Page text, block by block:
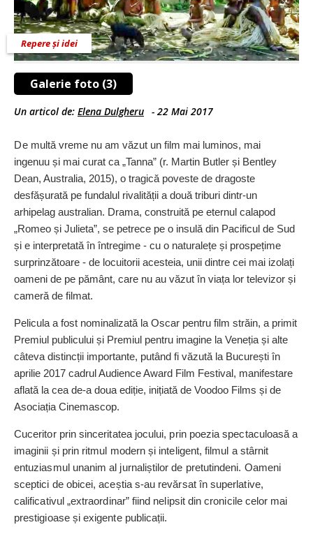
Galerie foto (3)
Repere și idei
Un articol de: Elena Dulgheru - 22 Mai 2017
De multă vreme nu am văzut un film mai luminos, mai
ingenuu și mai curat ca „Tanna” (r. Martin Butler și Bentley
Dean, Australia, 2015), o tragică poveste de dragoste
desfășurată pe fundalul rivalității a două triburi dintr-un
arhipelag australian. Drama, construită pe eternul calapod
„Romeo și Julieta”, se petrece pe o insulă din Pacificul de Sud
și e interpretată în întregime - cu o naturalețe și prospețime
surprinzătoare - de locuitorii acesteia, unii dintre cei mai izolați
oameni de pe pământ, care nu au văzut în viața lor televizor și
cameră de filmat.
Pelicula a fost nominalizată la Oscar pentru film străin, a primit
Premiul publicului și Premiul pentru imagine la Veneția și alte
câteva distincții importante, putând fi văzută la București în
aprilie 2017 cadrul Audience Award Film Festival, manifestare
aflată la cea de-a doua ediție, inițiată de Voodoo Films și de
Asociația Cinemascop.
Cuceritor prin sinceritatea jocului, prin poezia spectaculoasă a
imaginii și prin ritmul modern și inteligent, filmul a stârnit
entuziasmul unanim al jurnaliștilor de pretutindeni. Oameni
sceptici de obicei, aceștia s-au revărsat în superlative,
calificativul „extraordinar” fiind nelipsit din cronicile celor mai
prestigioase și exigente publicații.